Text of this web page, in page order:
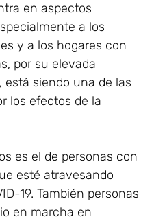
en aspectos
a los
y a los hogares con
por su elevada
siendo una de las
los efectos de la
es el de personas con
esté atravesando
19. También personas
en marcha en